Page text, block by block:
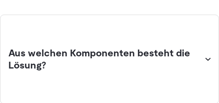
Aus welchen Komponenten besteht die
Lösung?